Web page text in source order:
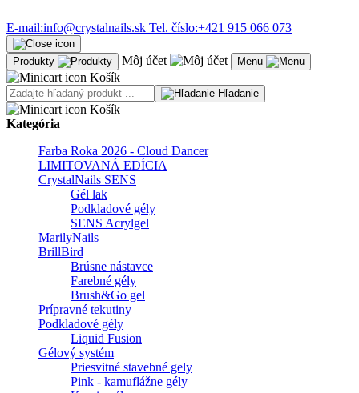
E-mail:info@crystalnails.sk Tel. číslo:+421 915 066 073
Produkty Môj účet Menu
Košík
Hľadanie
Košík
Kategória
Farba Roka 2026 - Cloud Dancer
LIMITOVANÁ EDÍCIA
CrystalNails SENS
Gél lak
Podkladové gély
SENS Acrylgel
MarilyNails
BrillBird
Brúsne nástavce
Farebné gély
Brush&Go gel
Prípravné tekutiny
Podkladové gély
Liquid Fusion
Gélový systém
Priesvitné stavebné gely
Pink - kamuflážne gély